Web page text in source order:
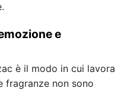
e
è il modo in cui lavora
fragranze non sono